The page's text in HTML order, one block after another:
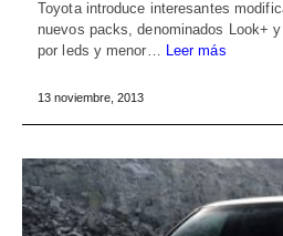
Toyota introduce interesantes
nuevos packs, denominados Look+
por leds y menor… Leer más
13 noviembre, 2013